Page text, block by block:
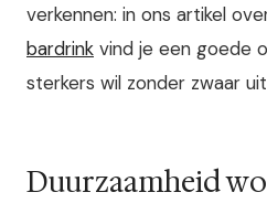
verkennen: in ons artikel
bardrink vind je een goede
sterkers wil zonder zwaar
Duurzaamheid